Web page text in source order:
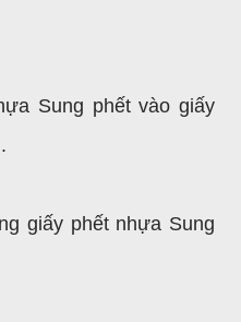
Sung phết vào giấy
giấy phết nhựa Sung